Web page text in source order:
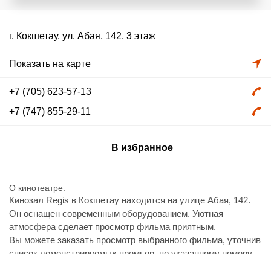
г. Кокшетау, ул. Абая, 142, 3 этаж
Показать на карте
+7 (705) 623-57-13
+7 (747) 855-29-11
В избранное
О кинотеатре
Кинозал Regis в Кокшетау находится на улице Абая, 142.
Он оснащен современным оборудованием. Уютная
атмосфера сделает просмотр фильма приятным.
Вы можете заказать просмотр выбранного фильма, уточнив
список демонстрируемых премьер по указанному номеру